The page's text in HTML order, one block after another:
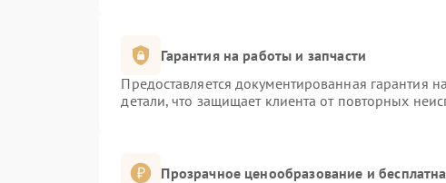
Гарантия на работы и запчасти
Предоставляется документированная гарантия
детали, что защищает клиента от повторных
Прозрачное ценообразование и